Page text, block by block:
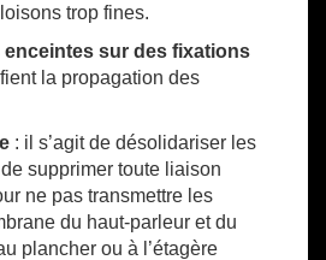
trop fines.
enceintes sur des fixations
la propagation des
: il s’agit de désolidariser les
supprimer toute liaison
ne pas transmettre les
du haut-parleur et du
plancher ou à l’étagère